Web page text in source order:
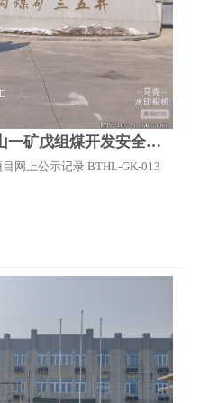
河南平宝煤业有限公司首山一矿戊组煤开发安全预评价报告
网上公示记录 BTHL-GK-013